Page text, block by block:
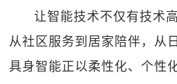
让智能技术不仅有技术
从社区服务到居家陪伴，从
具身智能正以柔性化、个性